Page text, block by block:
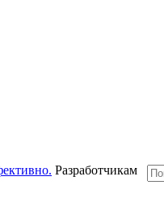
Разработчикам